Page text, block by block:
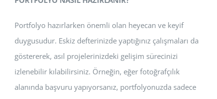
Portfolyo hazırlarken önemli olan heyecan ve keyif
duygusudur. Eskiz defterinizde yaptığınız çalışmaları da
göstererek, asıl projelerinizdeki gelişim sürecinizi
izlenebilir kılabilirsiniz. Örneğin, eğer fotoğrafçılık
alanında başvuru yapıyorsanız, portfolyonuzda sadece